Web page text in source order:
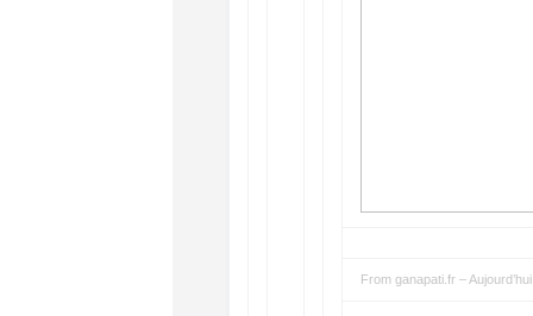
From ganapati.fr –